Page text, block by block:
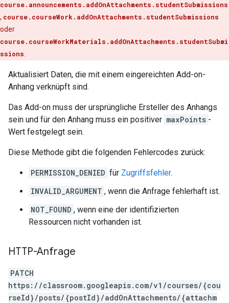
course.announcements.addOnAttachments.studentSubmissions
, course.courseWork.addOnAttachments.studentSubmissions
oder
course.courseWorkMaterials.addOnAttachments.studentSubmi
ssions
Aktualisiert Daten, die mit einem eingereichten Add-on-
Anhang verknüpft sind.
Das Add-on muss der ursprüngliche Ersteller des Anhangs
sein und für den Anhang muss ein positiver maxPoints -
Wert festgelegt sein.
Diese Methode gibt die folgenden Fehlercodes zurück:
PERMISSION_DENIED für Zugriffsfehler.
INVALID_ARGUMENT , wenn die Anfrage fehlerhaft ist.
NOT_FOUND , wenn eine der identifizierten
Ressourcen nicht vorhanden ist.
HTTP-Anfrage
PATCH
https://classroom.googleapis.com/v1/courses/{cou
rseId}/posts/{postId}/addOnAttachments/{attachm